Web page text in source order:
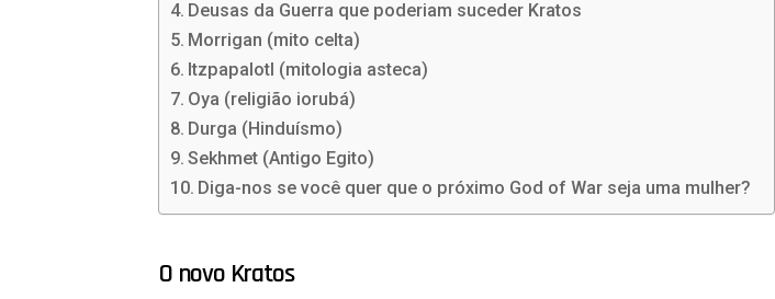
Deusas da Guerra que poderiam suceder Kratos
Morrigan (mito celta)
Itzpapalotl (mitologia asteca)
Oya (religião iorubá)
Durga (Hinduísmo)
Sekhmet (Antigo Egito)
Diga-nos se você quer que o próximo God of War seja uma mulher?
O novo Kratos